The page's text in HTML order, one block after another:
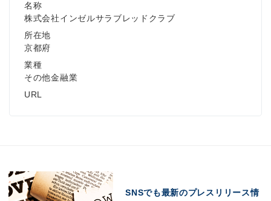
名称
株式会社インゼルサラブレッドクラブ
所在地
京都府
業種
その他金融業
URL
SNSでも最新のプレスリリース情